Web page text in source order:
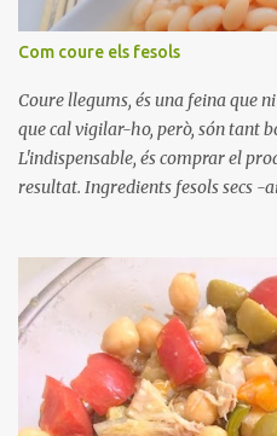
Com coure els fesols
Coure llegums, és una feina que
que cal vigilar-ho, però, són tant
L'indispensable, és comprar el
resultat. Ingredients fesols secs -
quan arrenca el bull, canvieu
repetiu dues o tres vegades,
o tres vegades afegint aigua
be, sense bullir i sempre sempre,
hora i mitja. Saleu 10 minuts
vosaltres el moment en que ja